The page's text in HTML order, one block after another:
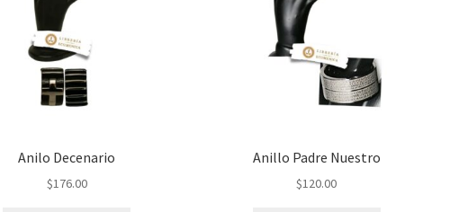
Anilo Decenario
$176.00
Anillo Padre Nuestro
$120.00